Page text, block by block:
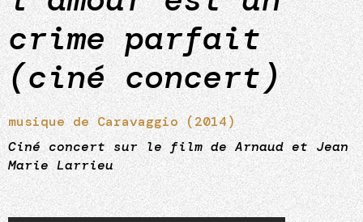
crime parfait
(ciné concert)
musique de Caravaggio (2014)
Ciné concert sur le film de Arnaud et Jean
Marie Larrieu